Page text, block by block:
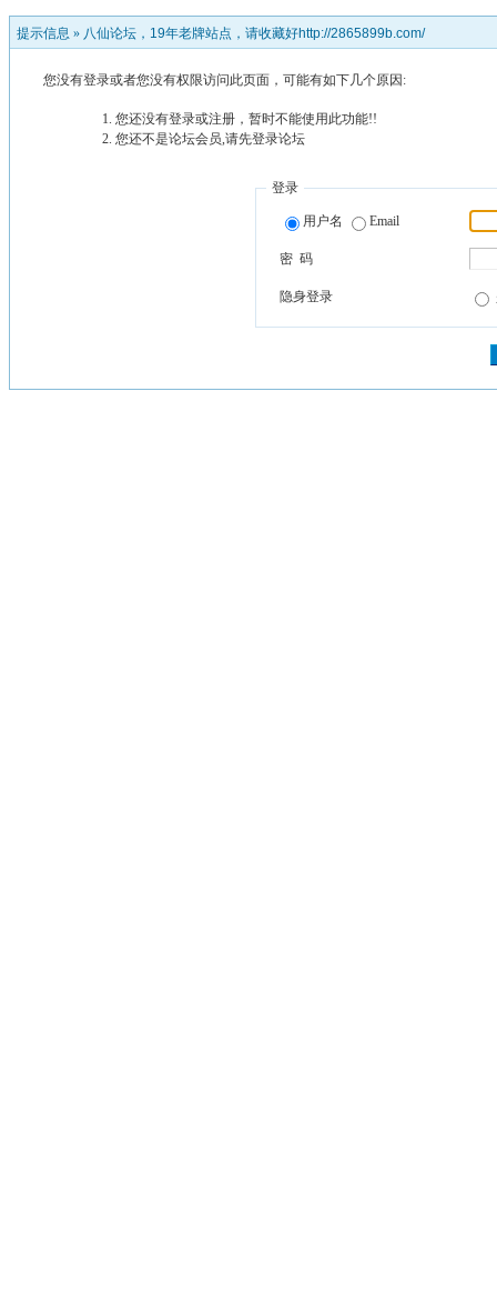
提示信息 » 八仙论坛，19年老牌站点，请收藏好http://2865899b.com/
您没有登录或者您没有权限访问此页面，可能有如下几个原因:
您还没有登录或注册，暂时不能使用此功能!!
您还不是论坛会员,请先登录论坛
登录
用户名 Email
密 码
隐身登录